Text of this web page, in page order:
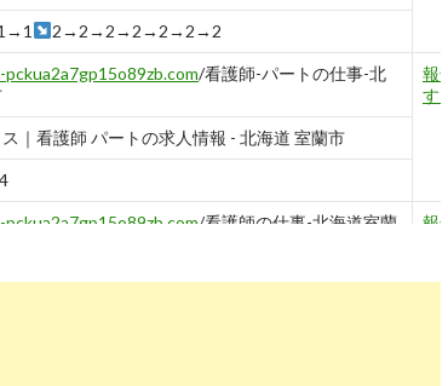
2→2→2→2→2→2→2
pckua2a7gp15o89zb.com/看護師-パートの仕事-北
報告
する
｜看護師 パートの求人情報 - 北海道 室蘭市
pckua2a7gp15o89zb.com/看護師の仕事-北海道室蘭
報告
｜看護師の仕事・求人 - 北海道 室蘭市